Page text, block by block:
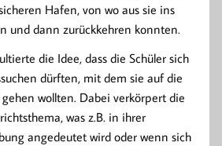
Hafen, von wo aus sie ins
und dann zurückkehren konnten.
die Idee, dass die Schüler sich
dürften, mit dem sie auf die
wollten. Dabei verkörpert die
was z.B. in ihrer
angedeutet wird oder wenn sich